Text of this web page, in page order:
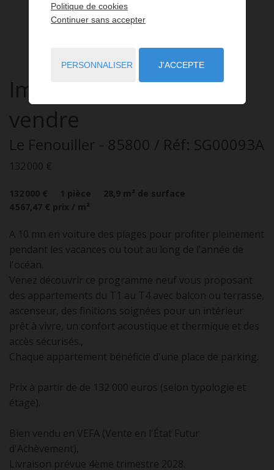
Immeuble 1 pièceà
vendre
Le Fenouiller - 85800 / Réf: SG00093A
132 000 €
132 000 € 1 pièce 28,9 m² de surface
4 567,47 € prix / m²
A 10 mn en voiture des plages pour profiter pleinement
pendant les vacances ou tout au long de l'année de
l'océan.
Venez découvrir ce programme neuf vous proposant
des appartements du T1 au T4 avec balcon ou terrasse,
ascenseur, des finitions soignées pour un intérieur
prêt à vivre, un confort acoustique et thermique et des
accès sécurisés.,
Chaque appartement bénéficie d'une place de parking.
Prix à partir de de 132 000 euros (selon typologie et
étage).
Bien vendu en VEFA (Vente en l'État Futur
d'Achèvement),
Livraison prévue 4ème trimestre 2028.
Politique de cookies
Continuer sans accepter
PERSONNALISER J'ACCEPTE